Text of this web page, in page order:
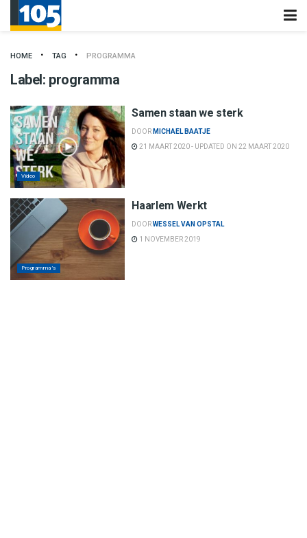
HOME TAG PROGRAMMA
Label: programma
Video
Samen staan we sterk
DOOR MICHAEL BAATJE
21 MAART 2020 - UPDATED ON 22 MAART 2020
Programma’s
Haarlem Werkt
DOORWESSEL VAN OPSTAL
1 NOVEMBER 2019